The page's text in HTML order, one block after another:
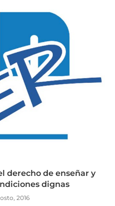
derecho de enseñar y
dignas
2016